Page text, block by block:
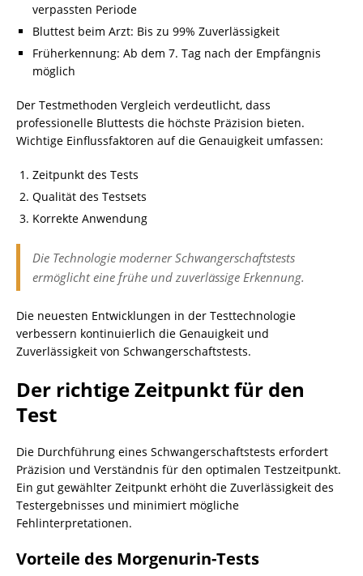
verpassten Periode
Bluttest beim Arzt: Bis zu 99% Zuverlässigkeit
Früherkennung: Ab dem 7. Tag nach der Empfängnis
möglich
Der Testmethoden Vergleich verdeutlicht, dass
professionelle Bluttests die höchste Präzision bieten.
Wichtige Einflussfaktoren auf die Genauigkeit umfassen:
Zeitpunkt des Tests
Qualität des Testsets
Korrekte Anwendung
Die Technologie moderner Schwangerschaftstests
ermöglicht eine frühe und zuverlässige Erkennung.
Die neuesten Entwicklungen in der Testtechnologie
verbessern kontinuierlich die Genauigkeit und
Zuverlässigkeit von Schwangerschaftstests.
Der richtige Zeitpunkt für den
Test
Die Durchführung eines Schwangerschaftstests erfordert
Präzision und Verständnis für den optimalen Testzeitpunkt.
Ein gut gewählter Zeitpunkt erhöht die Zuverlässigkeit des
Testergebnisses und minimiert mögliche
Fehlinterpretationen.
Vorteile des Morgenurin-Tests